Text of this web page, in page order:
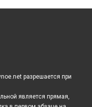
разрешается при
является прямая,